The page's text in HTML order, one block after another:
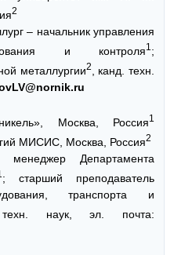
2
– начальник управления
и контроля1;
металлургии2
, канд. техн.
Москва, Россия1
МИСИС, Москва, Россия2
Департамента
; старший преподаватель
транспорта и
наук, эл. почта: